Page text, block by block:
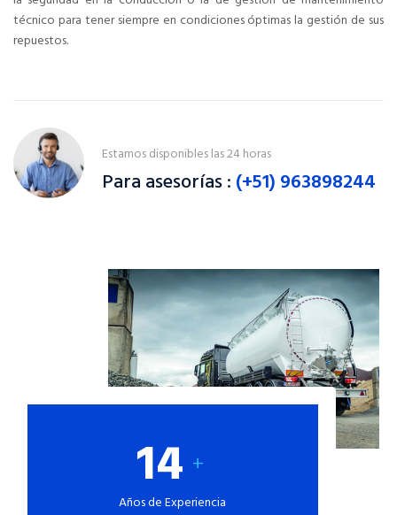
14 +
Años de Experiencia
técnico para tener siempre en condiciones óptimas la gestión de sus
repuestos.
Estamos disponibles las 24 horas
Para asesorías : (+51) 963898244